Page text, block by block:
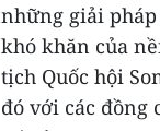
những giải
khó khăn của
tịch Quốc hội
đó với các đồng